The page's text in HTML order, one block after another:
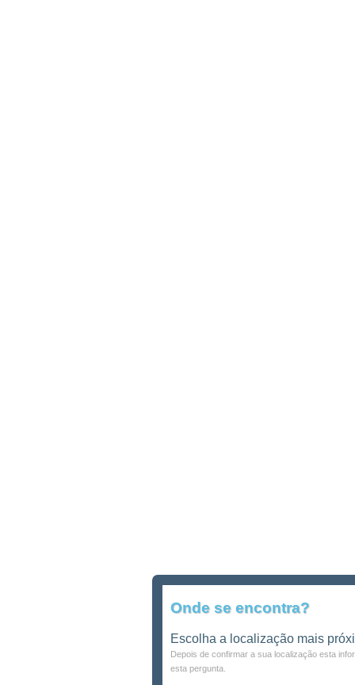
Onde se encontra?
Escolha a localização mais
Depois de confirmar a sua localização esta
esta pergunta.